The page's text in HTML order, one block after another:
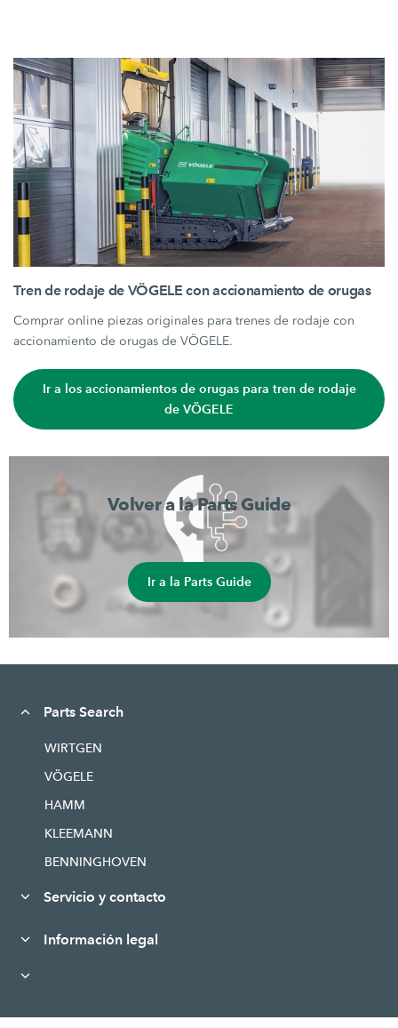
Tren de rodaje de VÖGELE con accionamiento de orugas
Comprar online piezas originales para trenes de rodaje con
accionamiento de orugas de VÖGELE.
Ir a los accionamientos de orugas para tren de rodaje
de VÖGELE
Volver a la Parts Guide
Ir a la Parts Guide
Parts Search
WIRTGEN
VÖGELE
HAMM
KLEEMANN
BENNINGHOVEN
Servicio y contacto
Información legal